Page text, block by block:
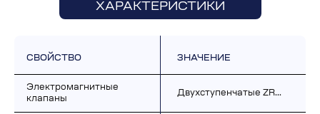
ХАРАКТЕРИСТИКИ
СВОЙСТВО ЗНАЧЕНИЕ
Электромагнитные
клапаны
Двухступенчатые ZR…